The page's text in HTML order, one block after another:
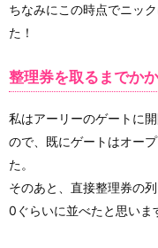
ちなみにこの時点でニッ
た！
整理券を取るまでか
私はアーリーのゲートに
ので、既にゲートはオー
た。
そのあと、直接整理券の
0ぐらいに並べたと思いま